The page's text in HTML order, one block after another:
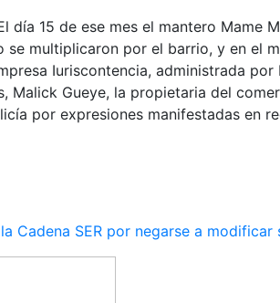
día 15 de ese mes el mantero
multiplicaron por el barrio, y en el
Iuriscontencia, administrada
Gueye, la propietaria del
por expresiones manifestadas en
Cadena SER por negarse a